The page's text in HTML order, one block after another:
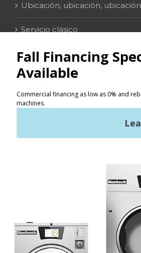
Ubicación, ubicación, ubicación
Servicio clásico
Contacto
Localizador
Noticias